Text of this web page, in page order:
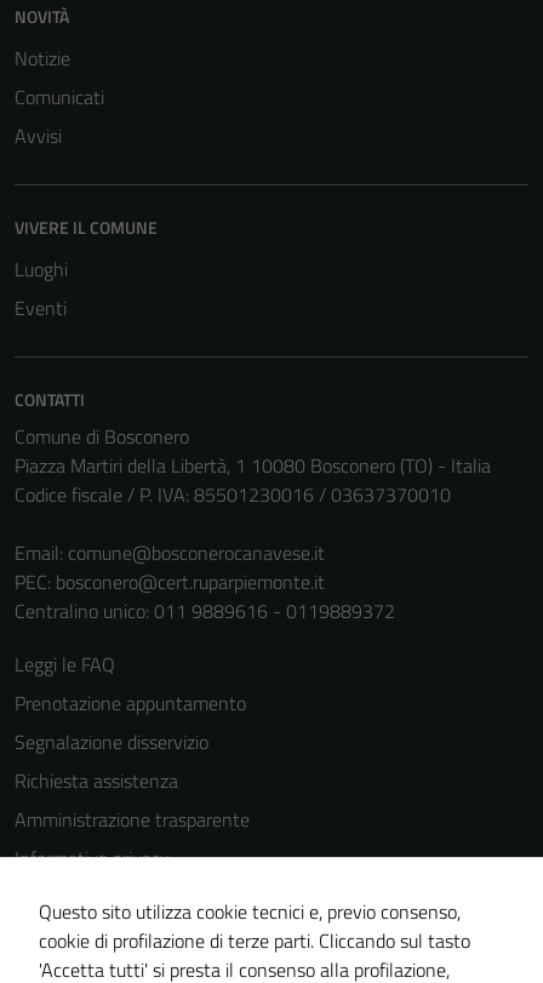
NOVITÀ
Notizie
Comunicati
Avvisi
VIVERE IL COMUNE
Luoghi
Eventi
CONTATTI
Comune di Bosconero
Piazza Martiri della Libertà, 1 10080 Bosconero (TO) - Italia
Codice fiscale / P. IVA: 85501230016 / 03637370010
Email: comune@bosconerocanavese.it
PEC: bosconero@cert.ruparpiemonte.it
Centralino unico: 011 9889616 - 0119889372
Leggi le FAQ
Prenotazione appuntamento
Segnalazione disservizio
Richiesta assistenza
Amministrazione trasparente
Informativa privacy
Cookie Policy
Note legali
Dichiarazione di accessibilità
Questo sito utilizza cookie tecnici e, previo consenso,
cookie di profilazione di terze parti. Cliccando sul tasto
'Accetta tutti' si presta il consenso alla profilazione,